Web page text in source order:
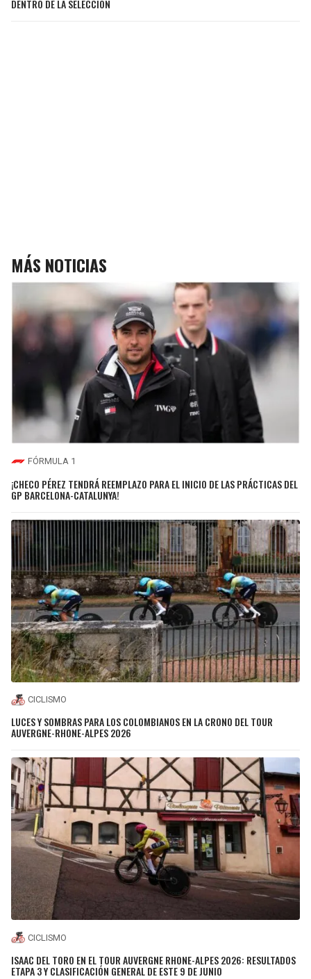
DENTRO DE LA SELECCIÓN
MÁS NOTICIAS
FÓRMULA 1
¡CHECO PÉREZ TENDRÁ REEMPLAZO PARA EL INICIO DE LAS PRÁCTICAS DEL
GP BARCELONA-CATALUNYA!
CICLISMO
LUCES Y SOMBRAS PARA LOS COLOMBIANOS EN LA CRONO DEL TOUR
AUVERGNE-RHONE-ALPES 2026
CICLISMO
ISAAC DEL TORO EN EL TOUR AUVERGNE RHONE-ALPES 2026: RESULTADOS
ETAPA 3 Y CLASIFICACIÓN GENERAL DE ESTE 9 DE JUNIO